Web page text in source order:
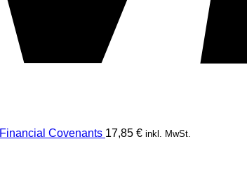
Financial Covenants 17,85 € inkl. MwSt.